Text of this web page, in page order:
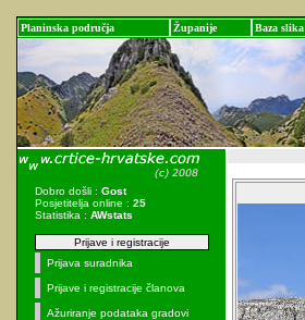
Planinska područja Županije Baza slika
Dobro došli : Gost
Posjetitelja online : 25
Statistika : AWstats
Prijave i registracije
Prijava suradnika
Prijave i registracije članova
Ažuriranje podataka gradovi